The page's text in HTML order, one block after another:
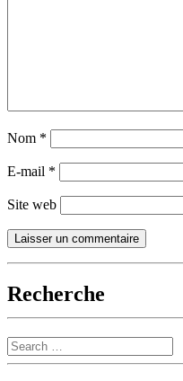
Nom *
E-mail *
Site web
Recherche
Search